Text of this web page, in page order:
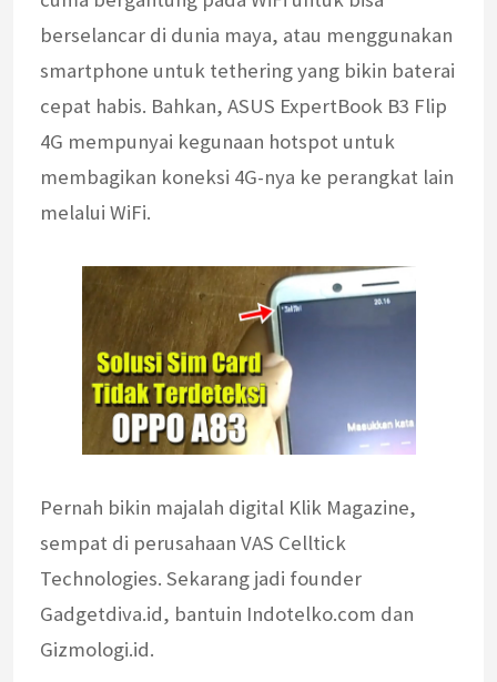
berselancar di dunia maya, atau menggunakan
smartphone untuk tethering yang bikin baterai
cepat habis. Bahkan, ASUS ExpertBook B3 Flip
4G mempunyai kegunaan hotspot untuk
membagikan koneksi 4G-nya ke perangkat lain
melalui WiFi.
Pernah bikin majalah digital Klik Magazine,
sempat di perusahaan VAS Celltick
Technologies. Sekarang jadi founder
Gadgetdiva.id, bantuin Indotelko.com dan
Gizmologi.id.